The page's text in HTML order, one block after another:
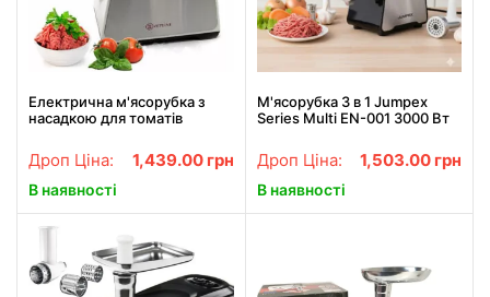
Електрична м'ясорубка з
насадкою для томатів
Дроп Ціна: 1,439.00 грн
В наявності
М'ясорубка 3 в 1 Jumpex
Series Multi EN-001 3000 Вт
шинковка)
Дроп Ціна: 1,503.00 грн
В наявності